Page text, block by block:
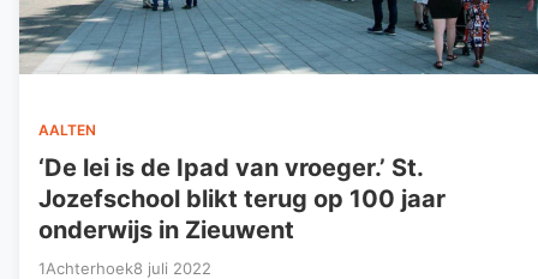
AALTEN
‘De lei is de Ipad van vroeger.’ St.
Jozefschool blikt terug op 100 jaar
onderwijs in Zieuwent
1Achterhoek8 juli 2022